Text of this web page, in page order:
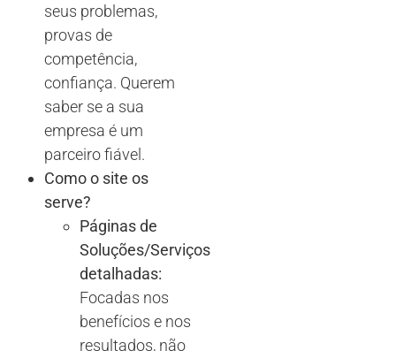
seus problemas,
provas de
competência,
confiança. Querem
saber se a sua
empresa é um
parceiro fiável.
Como o site os
serve?
Páginas de
Soluções/Serviços
detalhadas:
Focadas nos
benefícios e nos
resultados, não